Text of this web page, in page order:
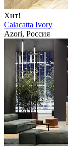
Хит!
Calacatta Ivory
Azori, Россия